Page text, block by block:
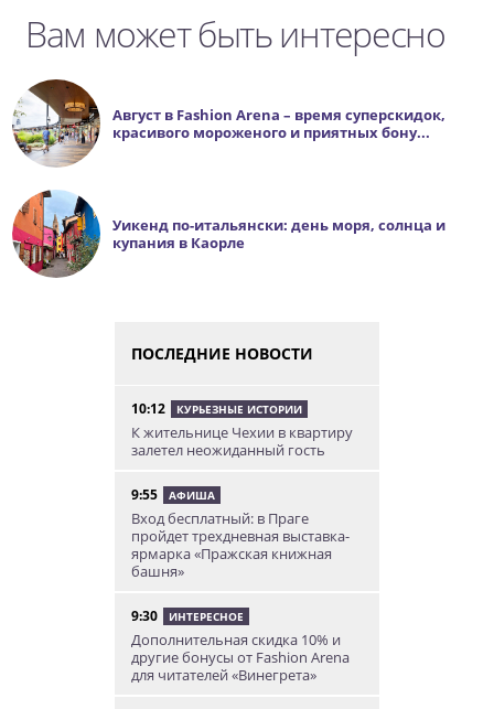
Вам может быть интересно
Август в Fashion Arena – время суперскидок,
красивого мороженого и приятных бону...
Уикенд по-итальянски: день моря, солнца и
купания в Каорле
ПОСЛЕДНИЕ НОВОСТИ
10:12 КУРЬЕЗНЫЕ ИСТОРИИ
К жительнице Чехии в квартиру
залетел неожиданный гость
9:55 АФИША
Вход бесплатный: в Праге
пройдет трехдневная выставка-
ярмарка «Пражская книжная
башня»
9:30 ИНТЕРЕСНОЕ
Дополнительная скидка 10% и
другие бонусы от Fashion Arena
для читателей «Винегрета»